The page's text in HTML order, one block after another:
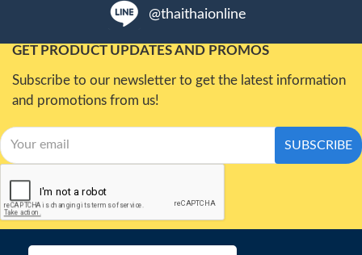
@thaithaionline
GET PRODUCT UPDATES AND PROMOS
Subscribe to our newsletter to get the latest information
and promotions from us!
SUBSCRIBE